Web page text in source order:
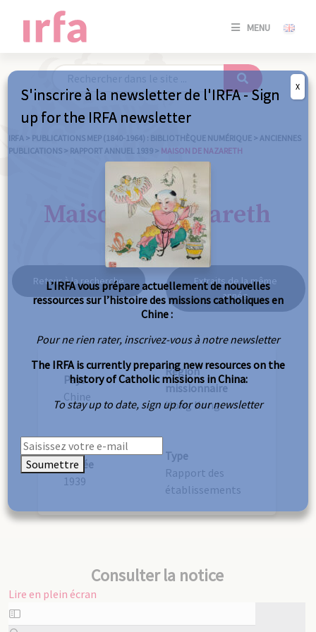
MENU
SE
/
IRFA > PUBLICATIONS MEP (1840-1964) : BIBLIOTHÈQUE NUMÉRIQUE > ANCIENNES
PUBLICATIONS > RAPPORT ANNUEL 1939 > MAISON DE NAZARETH
Maison de Nazareth
Retour à la recherche
Extraits de la même
année
Pays
Chine
Région
missionnaire
Hong Kong
Année
1939
Type
Rapport des
établissements
Consulter la notice
Lire en plein écran
Aller
au
S'inscrire à la newsletter de l'IRFA - Sign
up for the IRFA newsletter
L’IRFA vous prépare actuellement de nouvelles
ressources sur l’histoire des missions catholiques en
Chine :
Pour ne rien rater, inscrivez-vous à notre newsletter
The IRFA is currently preparing new resources on the
history of Catholic missions in China:
To stay up to date, sign up for our newsletter
Soumettre
X